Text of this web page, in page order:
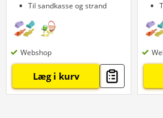
Til sandkasse og strand
Webshop
Læg i kurv